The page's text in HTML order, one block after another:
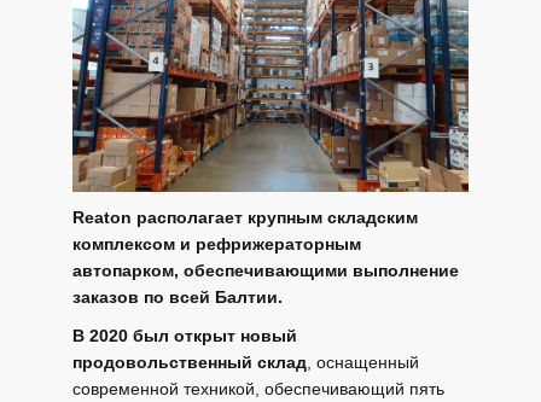
Reaton располагает крупным складским
комплексом и рефрижераторным
автопарком, обеспечивающими выполнение
заказов по всей Балтии.
B 2020 был открыт новый
продовольственный склад, оснащенный
современной техникой, обеспечивающий пять
Каталог
Акции
Новинки
События
Контакты